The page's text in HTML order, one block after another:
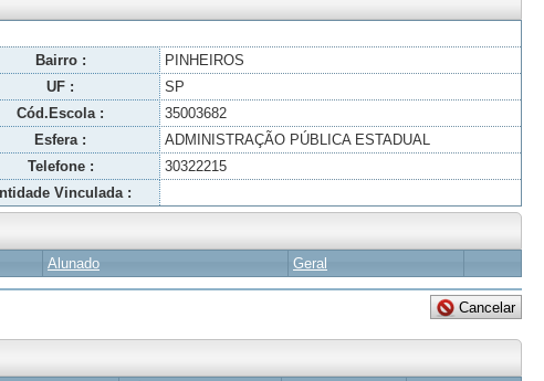
Bairro :
PINHEIROS
UF :
SP
Cód.Escola :
35003682
Esfera :
ADMINISTRAÇÃO PÚBLICA ESTADUAL
Telefone :
30322215
Vinculada :
Alunado Geral